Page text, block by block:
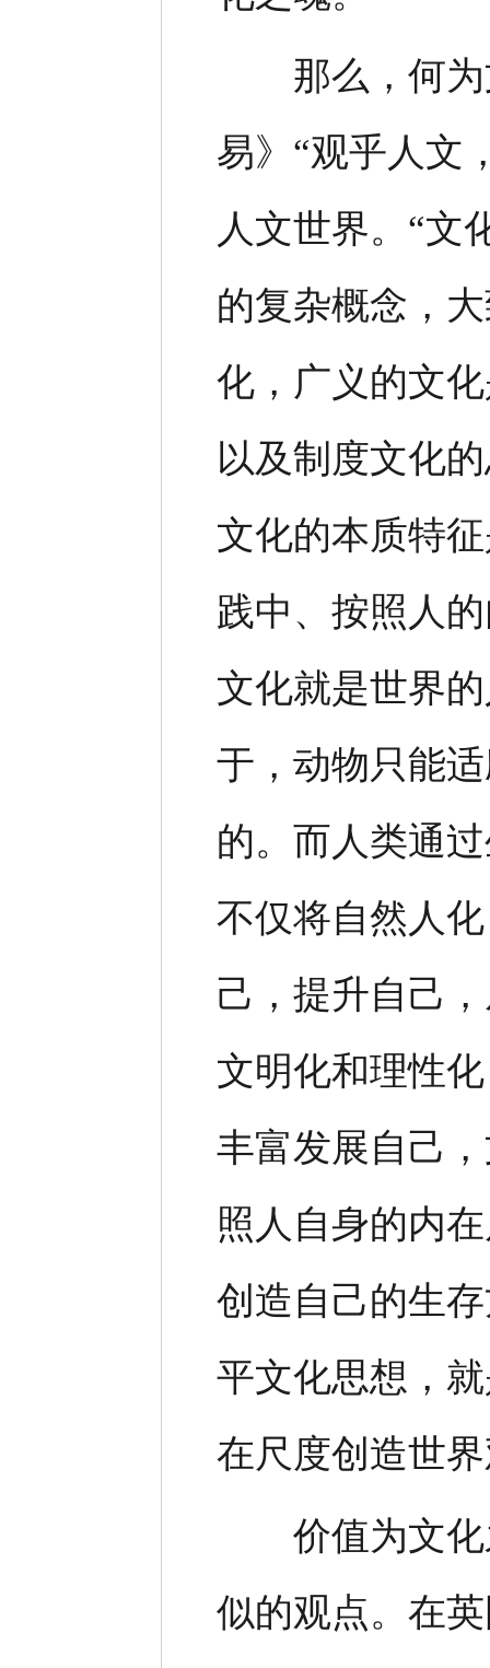
那么，何为
易》“观乎人文
人文世界。“文
的复杂概念，
化，广义的文
以及制度文化
文化的本质特
践中、按照人
文化就是世界
于，动物只能
的。而人类通
不仅将自然人
己，提升自己
文明化和理性
丰富发展自己
照人自身的内
创造自己的生
平文化思想，
在尺度创造世
价值为文化
似的观点。在